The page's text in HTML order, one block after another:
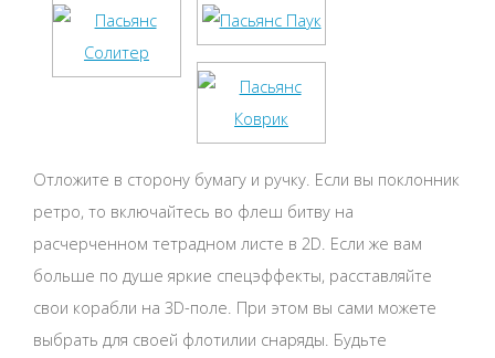
Отложите в сторону бумагу и ручку. Если вы поклонник
ретро, то включайтесь во флеш битву на
расчерченном тетрадном листе в 2D. Если же вам
больше по душе яркие спецэффекты, расставляйте
свои корабли на 3D-поле. При этом вы сами можете
выбрать для своей флотилии снаряды. Будьте